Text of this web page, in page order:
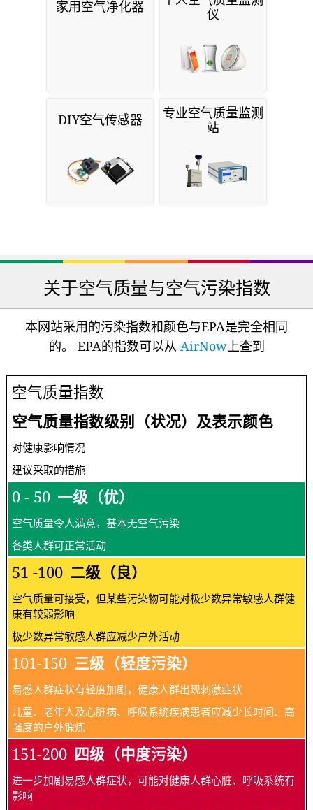
家用空气净化器
仪
DIY空气传感器
专业空气质量监测
站
关于空气质量与空气污染指数
本网站采用的污染指数和颜色与EPA是完全相同
的。 EPA的指数可以从 AirNow上查到
空气质量指数
空气质量指数级别（状况）及表示颜色
对健康影响情况
建议采取的措施
0 - 50 一级（优）
空气质量令人满意，基本无空气污染
各类人群可正常活动
51 -100 二级（良）
空气质量可接受，但某些污染物可能对极少数异常敏感人群健
康有较弱影响
极少数异常敏感人群应减少户外活动
101-150 三级（轻度污染）
易感人群症状有轻度加剧，健康人群出现刺激症状
儿童、老年人及心脏病、呼吸系统疾病患者应减少长时间、高
强度的户外锻炼
151-200 四级（中度污染）
进一步加剧易感人群症状，可能对健康人群心脏、呼吸系统有
影响